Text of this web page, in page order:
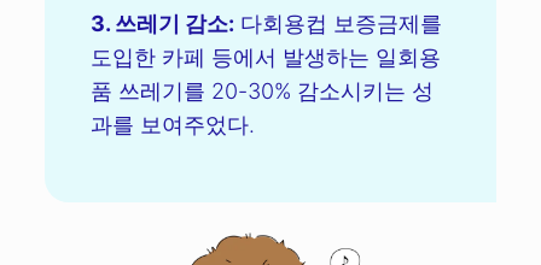
3. 쓰레기 감소: 다회용컵 보증금제를
도입한 카페 등에서 발생하는 일회용
품 쓰레기를 20-30% 감소시키는 성
과를 보여주었다.